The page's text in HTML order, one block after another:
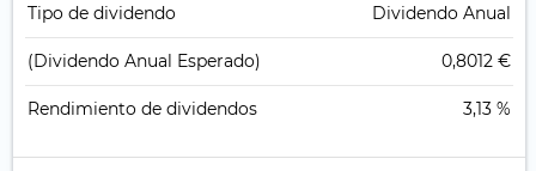
Tipo de dividendo Dividendo Anual
(Dividendo Anual Esperado) 0,8012 €
Rendimiento de dividendos 3,13 %